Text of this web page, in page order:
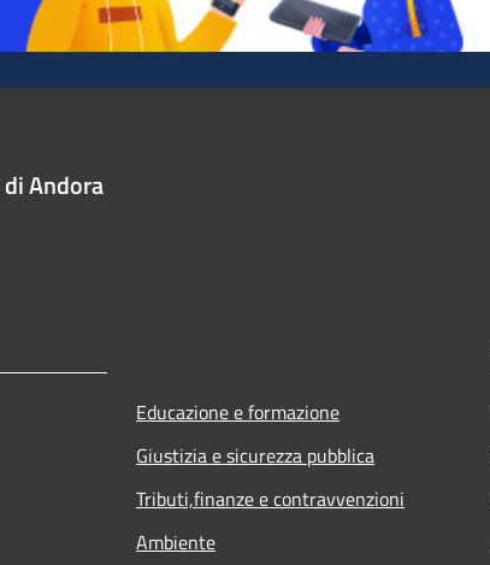
Andora
Educazione e formazione
Giustizia e sicurezza pubblica
Tributi,finanze e contravvenzioni
Ambiente